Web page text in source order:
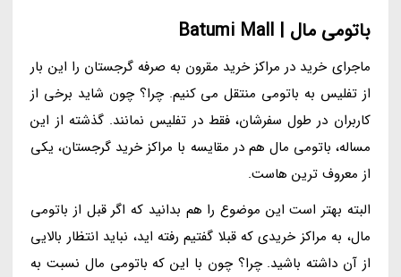
باتومی مال | Batumi Mall
ماجرای خرید در مراکز خرید مقرون به صرفه گرجستان را این بار
از تفلیس به باتومی منتقل می کنیم. چرا؟ چون شاید برخی از
کاربران در طول سفرشان، فقط در تفلیس نمانند. گذشته از این
مساله، باتومی مال هم در مقایسه با مراکز خرید گرجستان، یکی
از معروف ترین هاست.
البته بهتر است این موضوع را هم بدانید که اگر قبل از باتومی
مال، به مراکز خریدی که قبلا گفتیم رفته اید، نباید انتظار بالایی
از آن داشته باشید. چرا؟ چون با این که باتومی مال نسبت به